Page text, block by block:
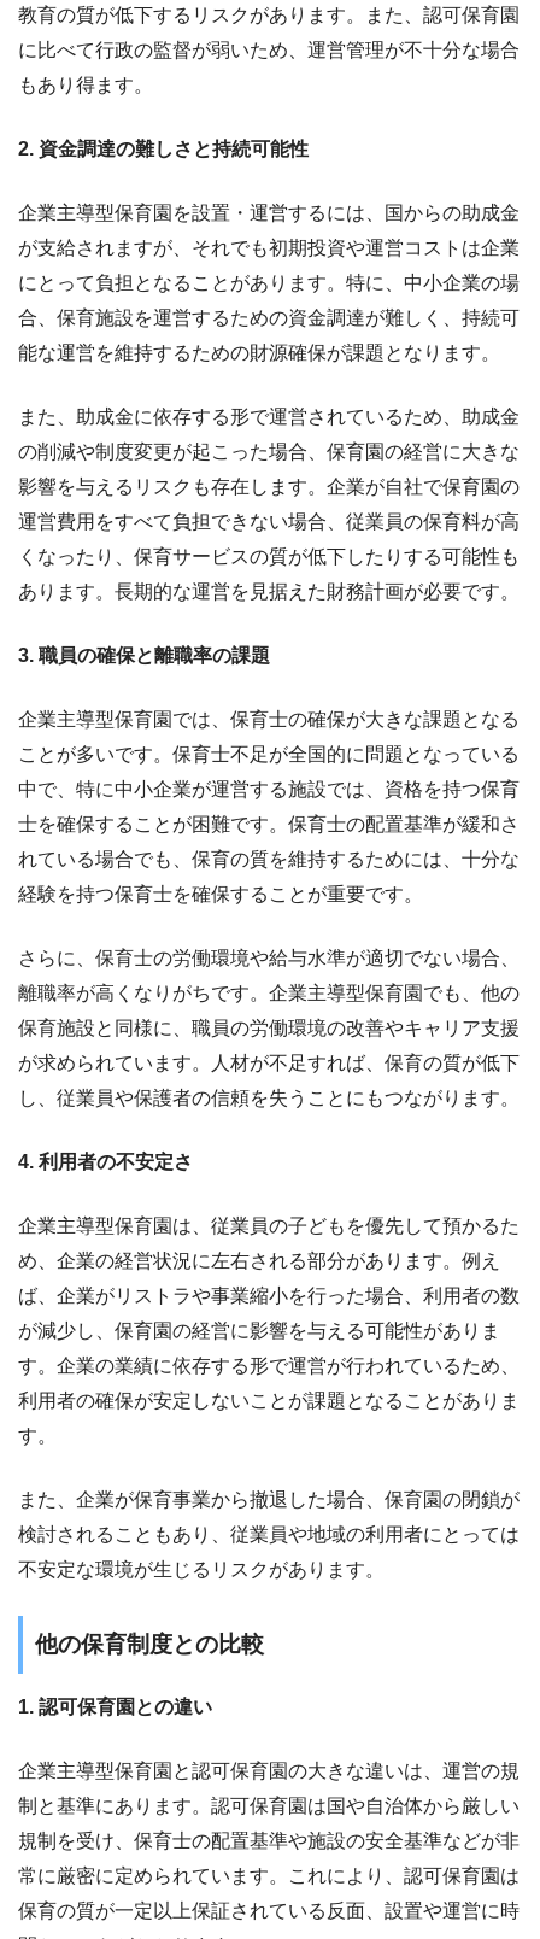
教育の質が低下するリスクがあります。また、認可保育園
に比べて行政の監督が弱いため、運営管理が不十分な場合
もあり得ます。
2. 資金調達の難しさと持続可能性
企業主導型保育園を設置・運営するには、国からの助成金
が支給されますが、それでも初期投資や運営コストは企業
にとって負担となることがあります。特に、中小企業の場
合、保育施設を運営するための資金調達が難しく、持続可
能な運営を維持するための財源確保が課題となります。
また、助成金に依存する形で運営されているため、助成金
の削減や制度変更が起こった場合、保育園の経営に大きな
影響を与えるリスクも存在します。企業が自社で保育園の
運営費用をすべて負担できない場合、従業員の保育料が高
くなったり、保育サービスの質が低下したりする可能性も
あります。長期的な運営を見据えた財務計画が必要です。
3. 職員の確保と離職率の課題
企業主導型保育園では、保育士の確保が大きな課題となる
ことが多いです。保育士不足が全国的に問題となっている
中で、特に中小企業が運営する施設では、資格を持つ保育
士を確保することが困難です。保育士の配置基準が緩和さ
れている場合でも、保育の質を維持するためには、十分な
経験を持つ保育士を確保することが重要です。
さらに、保育士の労働環境や給与水準が適切でない場合、
離職率が高くなりがちです。企業主導型保育園でも、他の
保育施設と同様に、職員の労働環境の改善やキャリア支援
が求められています。人材が不足すれば、保育の質が低下
し、従業員や保護者の信頼を失うことにもつながります。
4. 利用者の不安定さ
企業主導型保育園は、従業員の子どもを優先して預かるた
め、企業の経営状況に左右される部分があります。例え
ば、企業がリストラや事業縮小を行った場合、利用者の数
が減少し、保育園の経営に影響を与える可能性がありま
す。企業の業績に依存する形で運営が行われているため、
利用者の確保が安定しないことが課題となることがありま
す。
また、企業が保育事業から撤退した場合、保育園の閉鎖が
検討されることもあり、従業員や地域の利用者にとっては
不安定な環境が生じるリスクがあります。
他の保育制度との比較
1. 認可保育園との違い
企業主導型保育園と認可保育園の大きな違いは、運営の規
制と基準にあります。認可保育園は国や自治体から厳しい
規制を受け、保育士の配置基準や施設の安全基準などが非
常に厳密に定められています。これにより、認可保育園は
保育の質が一定以上保証されている反面、設置や運営に時